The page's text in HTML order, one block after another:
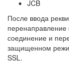
JCB
После ввода
соединение и
защищенном
SSL.